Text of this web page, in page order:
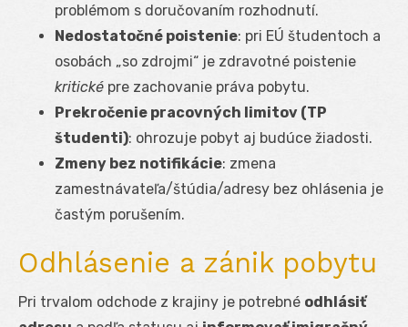
problémom s doručovaním rozhodnutí.
Nedostatočné poistenie: pri EÚ študentoch a
osobách „so zdrojmi“ je zdravotné poistenie
kritické pre zachovanie práva pobytu.
Prekročenie pracovných limitov (TP
študenti): ohrozuje pobyt aj budúce žiadosti.
Zmeny bez notifikácie: zmena
zamestnávateľa/štúdia/adresy bez ohlásenia je
častým porušením.
Odhlásenie a zánik pobytu
Pri trvalom odchode z krajiny je potrebné odhlásiť